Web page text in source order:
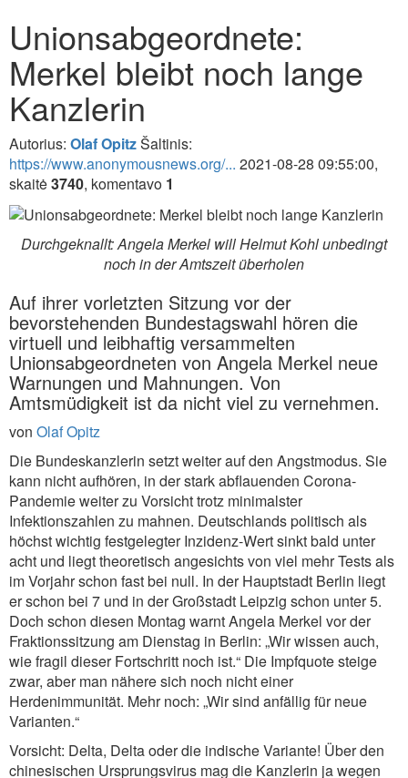
Unionsabgeordnete:
Merkel bleibt noch lange
Kanzlerin
Autorius: Olaf OpitzŠaltinis:
https://www.anonymousnews.org/... 2021-08-28 09:55:00,
skaitė3740, komentavo 1
Durchgeknallt: Angela Merkel will Helmut Kohl unbedingt
noch in der Amtszeit überholen
Auf ihrer vorletzten Sitzung vor der
bevorstehenden Bundestagswahl hören die
virtuell und leibhaftig versammelten
Unionsabgeordneten von Angela Merkel neue
Warnungen und Mahnungen. Von
Amtsmüdigkeit ist da nicht viel zu vernehmen.
von Olaf Opitz
Die Bundeskanzlerin setzt weiter auf den Angstmodus. Sie
kann nicht aufhören, in der stark abflauenden Corona-
Pandemie weiter zu Vorsicht trotz minimalster
Infektionszahlen zu mahnen. Deutschlands politisch als
höchst wichtig festgelegter Inzidenz-Wert sinkt bald unter
acht und liegt theoretisch angesichts von viel mehr Tests als
im Vorjahr schon fast bei null. In der Hauptstadt Berlin liegt
er schon bei 7 und in der Großstadt Leipzig schon unter 5.
Doch schon diesen Montag warnt Angela Merkel vor der
Fraktionssitzung am Dienstag in Berlin: „Wir wissen auch,
wie fragil dieser Fortschritt noch ist.“ Die Impfquote steige
zwar, aber man nähere sich noch nicht einer
Herdenimmunität. Mehr noch: „Wir sind anfällig für neue
Varianten.“
Vorsicht: Delta, Delta oder die indische Variante! Über den
chinesischen Ursprungsvirus mag die Kanzlerin ja wegen